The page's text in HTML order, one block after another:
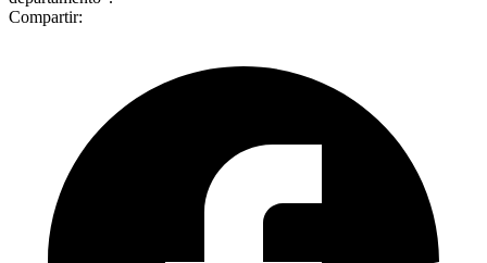
Compartir: